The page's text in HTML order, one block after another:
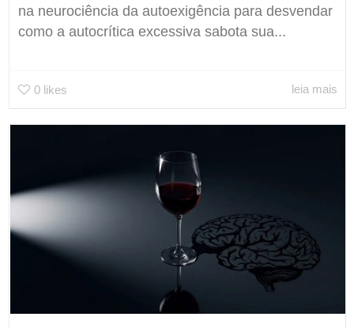
na neurociência da autoexigência para desvendar
como a autocrítica excessiva sabota sua...
0 likes leia mais